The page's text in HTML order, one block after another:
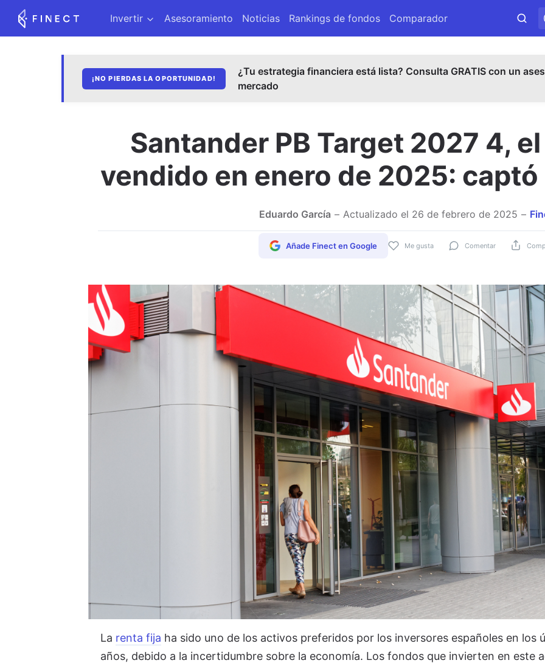
Invertir Asesoramiento Noticias Rankings de fondos Comparador
¡NO PIERDAS LA OPORTUNIDAD!
¿Tu estrategia financiera está lista? Consulta GRATIS con un
mercado
Santander PB Target 2027 4,
vendido en enero de 2025:
Eduardo García Actualizado el 26 de febrero de 2025
Me gusta Comentar
Añade Finect en Google
La renta fija ha sido uno de los activos preferidos por los inversores españoles en los
años, debido a la incertidumbre sobre la economía. Los fondos que invierten en este